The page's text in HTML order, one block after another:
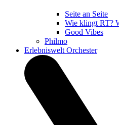
Seite an Seite
Wie klingt RT?
Good Vibes
Philmo
Erlebniswelt Orchester